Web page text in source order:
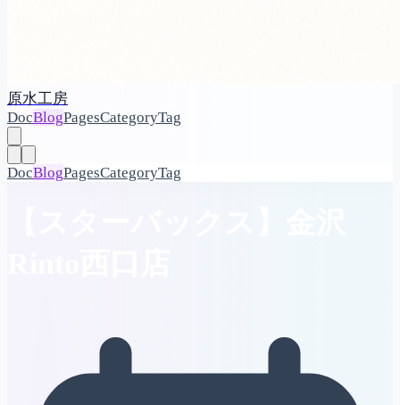
原水工房
DocBlogPagesCategoryTag
DocBlogPagesCategoryTag